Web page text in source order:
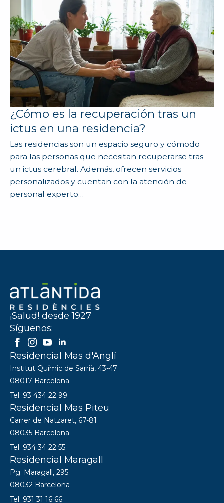
¿Cómo es la recuperación tras un
ictus en una residencia?
Las residencias son un espacio seguro y cómodo
para las personas que necesitan recuperarse tras
un ictus cerebral. Además, ofrecen servicios
personalizados y cuentan con la atención de
personal experto…
¡Salud! desde 1927
Síguenos:
Residencial Mas d'Anglí
Institut Químic de Sarrià, 43-47
08017 Barcelona
Tel. 93 434 22 99
Residencial Mas Piteu
Carrer de Natzaret, 67-81
08035 Barcelona
Tel. 934 34 22 55
Residencial Maragall
Pg. Maragall, 295
08032 Barcelona
Tel. 931 31 16 66